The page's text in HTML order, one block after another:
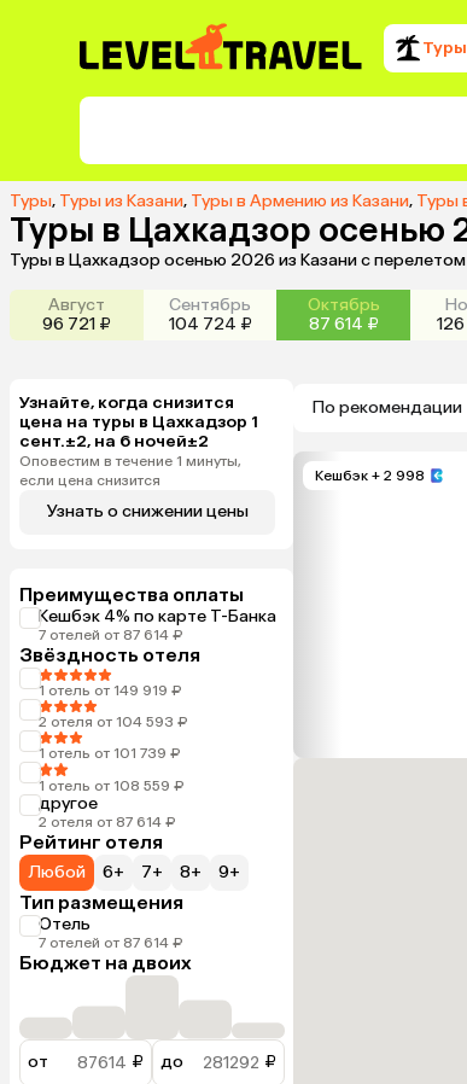
Туры
Туры, Туры из Казани, Туры в Армению из Казани, Туры
Туры в Цахкадзор осенью
Туры в Цахкадзор осенью 2026 из Казани с
Август
96 721 ₽
Сентябрь
104 724 ₽
Октябрь
87 614 ₽
Узнайте, когда снизится
цена на туры в Цахкадзор 1
сент.±2, на 6 ночей±2
Оповестим в течение 1 минуты,
если цена снизится
Узнать о снижении цены
Преимущества оплаты
Кешбэк 4% по карте Т-Банка
7 отелей от 87 614 ₽
Звёздность отеля
1 отель от 149 919 ₽
2 отеля от 104 593 ₽
1 отель от 101 739 ₽
1 отель от 108 559 ₽
другое
2 отеля от 87 614 ₽
Рейтинг отеля
Любой 6+ 7+ 8+ 9+
Тип размещения
Отель
7 отелей от 87 614 ₽
Бюджет на двоих
от ₽ до ₽
По рекомендации
Кешбэк + 2 998